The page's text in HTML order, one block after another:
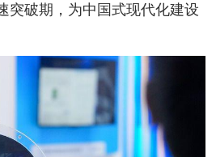
突破期，为中国式现代化建设